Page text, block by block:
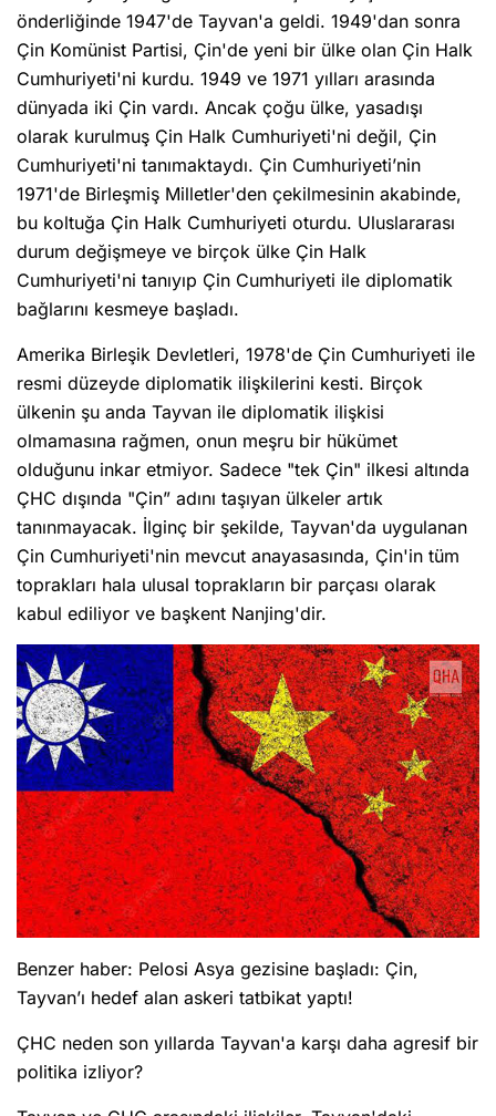
önderliğinde 1947'de Tayvan'a geldi. 1949'dan sonra
Çin Komünist Partisi, Çin'de yeni bir ülke olan Çin Halk
Cumhuriyeti'ni kurdu. 1949 ve 1971 yılları arasında
dünyada iki Çin vardı. Ancak çoğu ülke, yasadışı
olarak kurulmuş Çin Halk Cumhuriyeti'ni değil, Çin
Cumhuriyeti'ni tanımaktaydı. Çin Cumhuriyeti’nin
1971'de Birleşmiş Milletler'den çekilmesinin akabinde,
bu koltuğa Çin Halk Cumhuriyeti oturdu. Uluslararası
durum değişmeye ve birçok ülke Çin Halk
Cumhuriyeti'ni tanıyıp Çin Cumhuriyeti ile diplomatik
bağlarını kesmeye başladı.
Amerika Birleşik Devletleri, 1978'de Çin Cumhuriyeti ile
resmi düzeyde diplomatik ilişkilerini kesti. Birçok
ülkenin şu anda Tayvan ile diplomatik ilişkisi
olmamasına rağmen, onun meşru bir hükümet
olduğunu inkar etmiyor. Sadece "tek Çin" ilkesi altında
ÇHC dışında "Çin” adını taşıyan ülkeler artık
tanınmayacak. İlginç bir şekilde, Tayvan'da uygulanan
Çin Cumhuriyeti'nin mevcut anayasasında, Çin'in tüm
toprakları hala ulusal toprakların bir parçası olarak
kabul ediliyor ve başkent Nanjing'dir.
Benzer haber: Pelosi Asya gezisine başladı: Çin,
Tayvan’ı hedef alan askeri tatbikat yaptı!
ÇHC neden son yıllarda Tayvan'a karşı daha agresif bir
politika izliyor?